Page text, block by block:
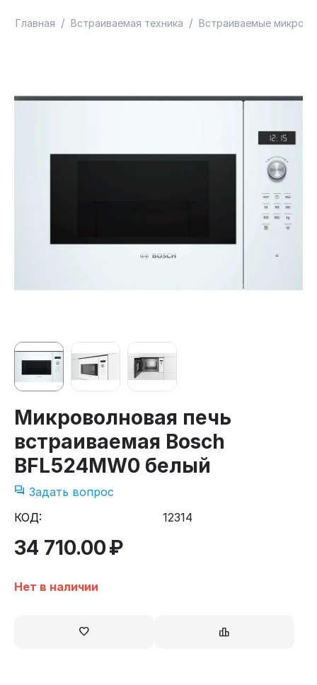
Главная / Встраиваемая техника / Встраиваемые
Микроволновая печь
встраиваемая Bosch
BFL524MW0 белый
Задать вопрос
КОД:
12314
34 710.00₽
Нет в наличии